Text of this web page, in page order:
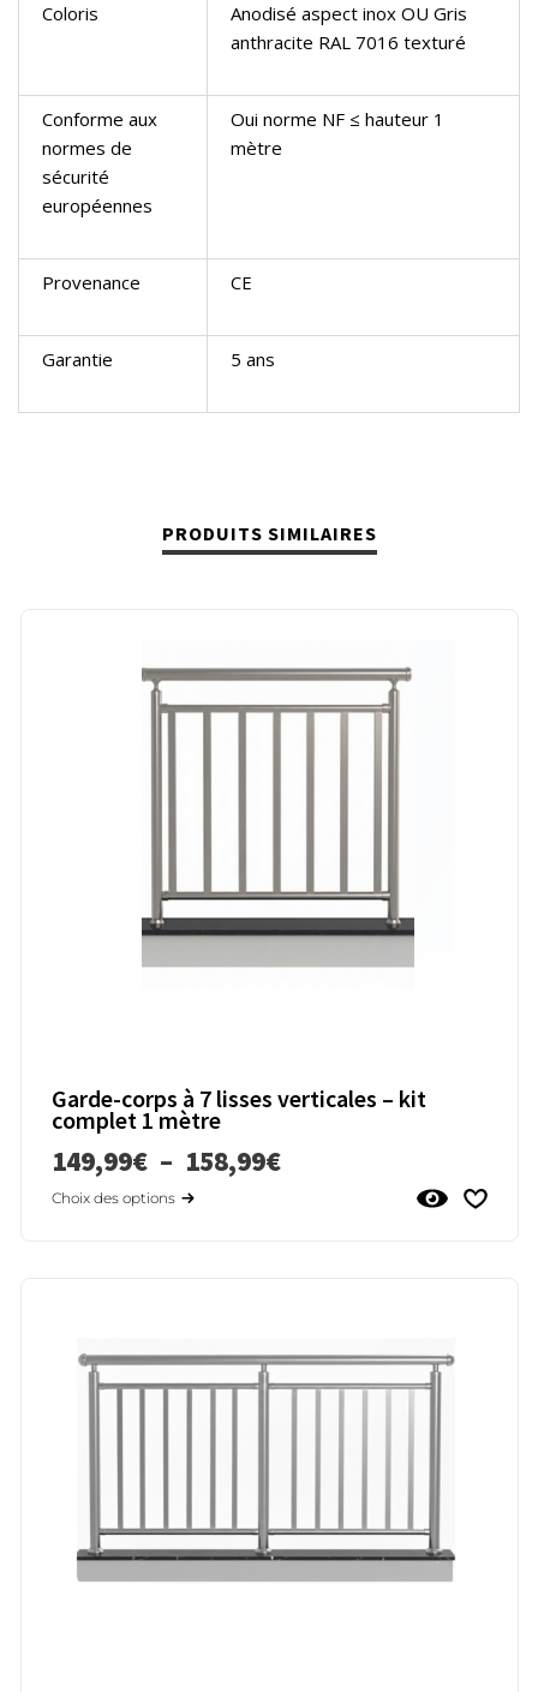
Coloris
Anodisé aspect inox OU Gris
anthracite RAL 7016 texturé
Conforme aux
normes de
sécurité
européennes
Oui norme NF ≤ hauteur 1
mètre
Provenance CE
Garantie 5 ans
PRODUITS SIMILAIRES
Garde-corps à 7 lisses verticales – kit
complet 1 mètre
149,99€ – 158,99€
Choix des options